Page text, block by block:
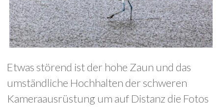
Etwas störend ist der hohe Zaun und das
umständliche Hochhalten der schweren
Kameraausrüstung um auf Distanz die Fotos